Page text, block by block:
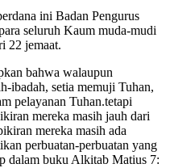
ini Badan Pengurus
seluruh Kaum muda-mudi
22 jemaat.
bahwa walaupun
ibadah, setia memuji Tuhan,
pelayanan Tuhan.tetapi
mereka masih jauh dari
mereka masih ada
perbuatan-perbuatan yang
dalam buku Alkitab Matius 7: